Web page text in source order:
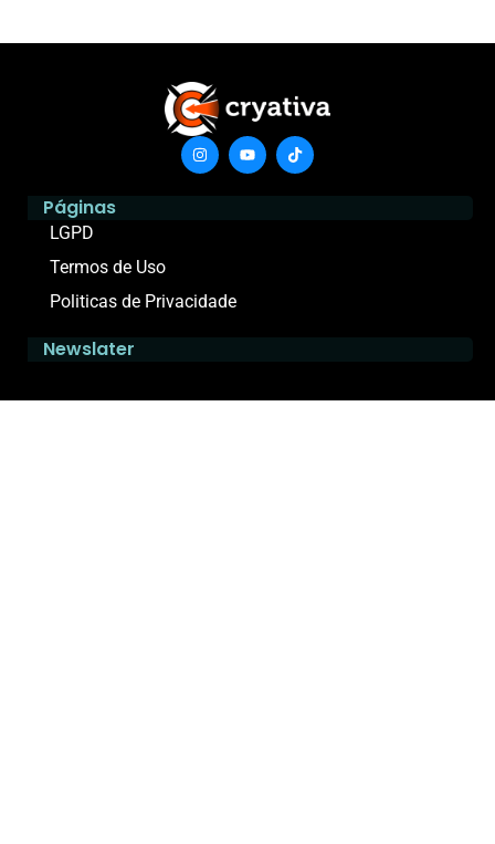
Páginas
LGPD
Termos de Uso
Politicas de Privacidade
Newslater